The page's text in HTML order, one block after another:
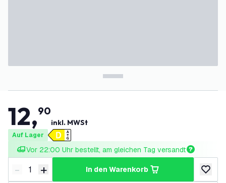
12,90
inkl. MWSt
Auf Lager
Vor 22:00 Uhr bestellt, am gleichen Tag versandt
Menge verringern
- Menge erhöhen
+ in den Warenkorb
zur